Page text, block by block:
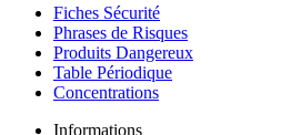
Fiches Sécurité
Phrases de Risques
Produits Dangereux
Table Périodique
Concentrations
Informations